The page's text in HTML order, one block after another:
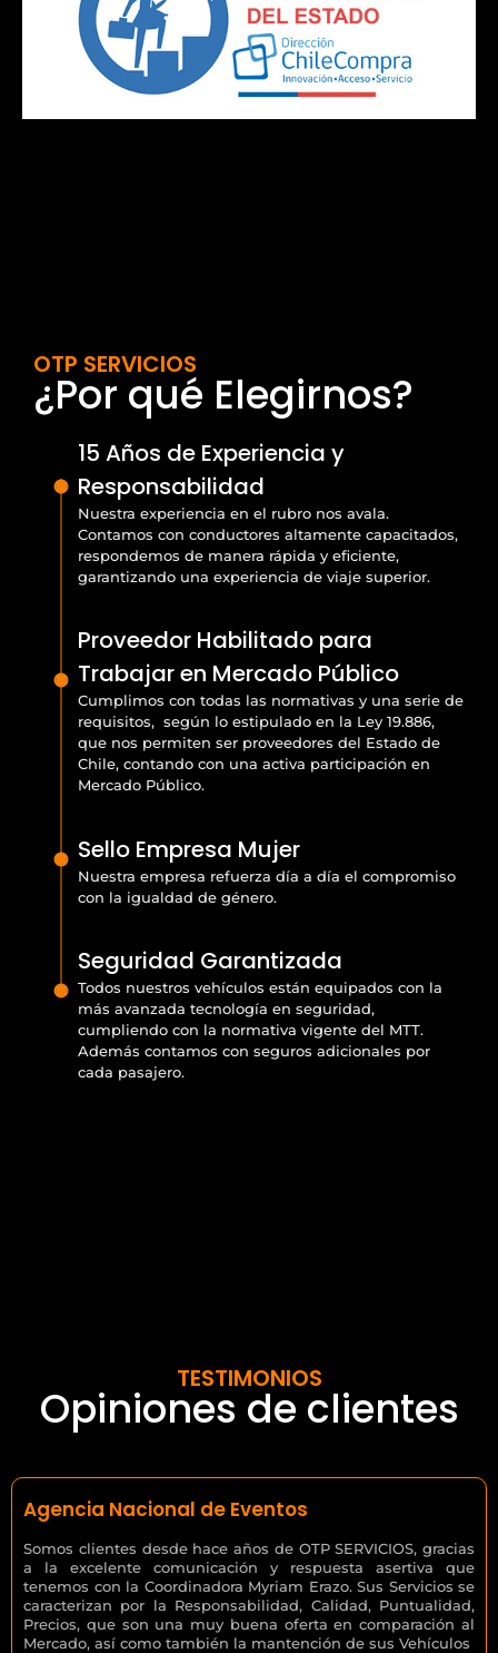
OTP SERVICIOS
¿Por qué Elegirnos?
15 Años de Experiencia y
Responsabilidad
Nuestra experiencia en el rubro nos avala.
Contamos con conductores altamente capacitados,
respondemos de manera rápida y eficiente,
garantizando una experiencia de viaje superior.
Proveedor Habilitado para
Trabajar en Mercado Público
Cumplimos con todas las normativas y una serie de
requisitos, según lo estipulado en la Ley 19.886,
que nos permiten ser proveedores del Estado de
Chile, contando con una activa participación en
Mercado Público.
Sello Empresa Mujer
Nuestra empresa refuerza día a día el compromiso
con la igualdad de género.
Seguridad Garantizada
Todos nuestros vehículos están equipados con la
más avanzada tecnología en seguridad,
cumpliendo con la normativa vigente del MTT.
Además contamos con seguros adicionales por
cada pasajero.
TESTIMONIOS
Opiniones de clientes
Agencia Nacional de Eventos
Somos clientes desde hace años de OTP SERVICIOS, gracias
a la excelente comunicación y respuesta asertiva que
tenemos con la Coordinadora Myriam Erazo. Sus Servicios se
caracterizan por la Responsabilidad, Calidad, Puntualidad,
Precios, que son una muy buena oferta en comparación al
Mercado, así como también la mantención de sus Vehículos